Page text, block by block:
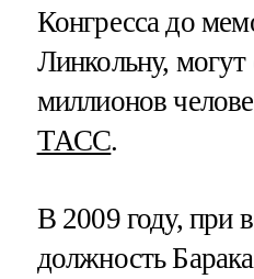
Конгресса до
Линкольну, могут
миллионов
ТАСС.
В 2009 году, при
должность